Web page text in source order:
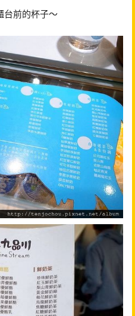
台前的杯子～